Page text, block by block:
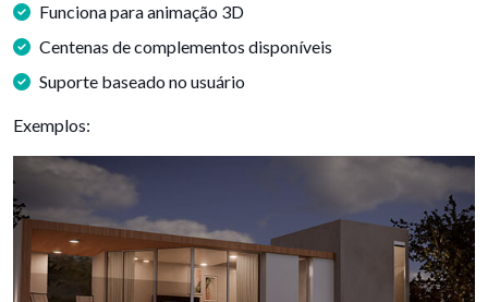
Funciona para animação 3D
Centenas de complementos disponíveis
Suporte baseado no usuário
Exemplos: